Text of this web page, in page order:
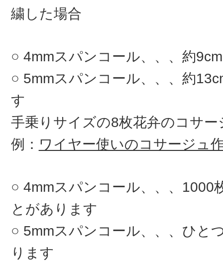
繍した場合
4mmスパンコール、、、約
5mmスパンコール、、、約
す
手乗りサイズの8枚花弁のコサ
例： ワイヤー使いのコサージュ
4mmスパンコール、、、1000
とがあります
5mmスパンコール、、、ひと
ります